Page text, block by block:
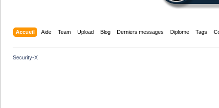
Accueil Aide Team Upload Blog Derniers messages Diplome Tags
Security-X